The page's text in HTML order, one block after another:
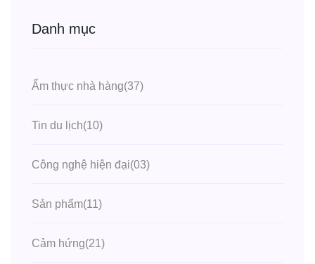
Danh mục
Ẩm thực nhà hàng(37)
Tin du lịch(10)
Công nghệ hiện đại(03)
Sản phẩm(11)
Cảm hứng(21)